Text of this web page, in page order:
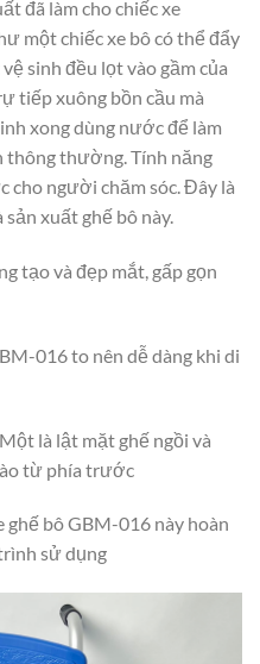
đã làm cho chiếc xe
một chiếc xe bô có thể đẩy
sinh đều lọt vào gầm của
tiếp xuông bồn cầu mà
xong dùng nước để làm
thông thường. Tính năng
cho người chăm sóc. Đây là
xuất ghế bô này.
tạo và đẹp mắt, gấp gọn
016 to nên dễ dàng khi di
là lật mặt ghế ngồi và
từ phía trước
ghế bô GBM-016 này hoàn
sử dụng